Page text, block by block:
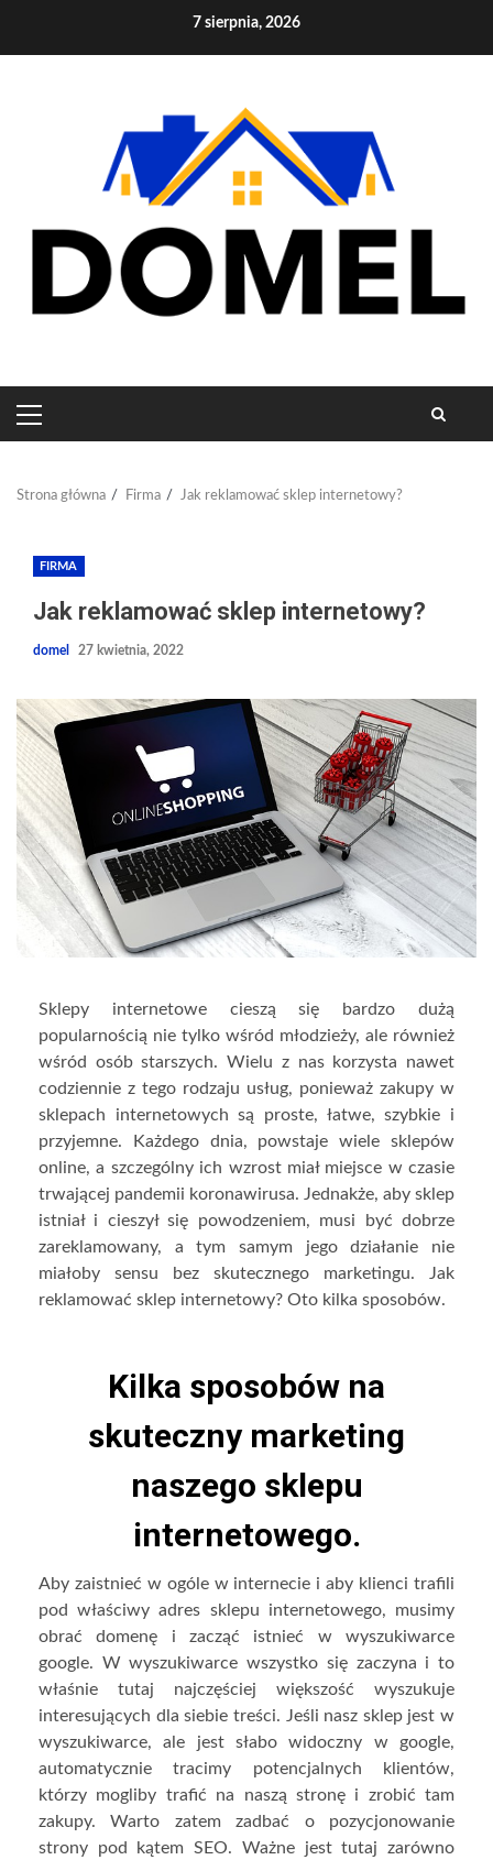
7 sierpnia, 2026
PRIMARY
MENU
Strona główna Firma Jak reklamować sklep internetowy?
FIRMA
Jak reklamować sklep internetowy?
domel 27 kwietnia, 2022
Sklepy internetowe cieszą się bardzo dużą
popularnością nie tylko wśród młodzieży, ale również
wśród osób starszych. Wielu z nas korzysta nawet
codziennie z tego rodzaju usług, ponieważ zakupy w
sklepach internetowych są proste, łatwe, szybkie i
przyjemne. Każdego dnia, powstaje wiele sklepów
online, a szczególny ich wzrost miał miejsce w czasie
trwającej pandemii koronawirusa. Jednakże, aby sklep
istniał i cieszył się powodzeniem, musi być dobrze
zareklamowany, a tym samym jego działanie nie
miałoby sensu bez skutecznego marketingu. Jak
reklamować sklep internetowy? Oto kilka sposobów.
Kilka sposobów na
skuteczny marketing
naszego sklepu
internetowego.
Aby zaistnieć w ogóle w internecie i aby klienci trafili
pod właściwy adres sklepu internetowego, musimy
obrać domenę i zacząć istnieć w wyszukiwarce
google. W wyszukiwarce wszystko się zaczyna i to
właśnie tutaj najczęściej większość wyszukuje
interesujących dla siebie treści. Jeśli nasz sklep jest w
wyszukiwarce, ale jest słabo widoczny w google,
automatycznie tracimy potencjalnych klientów,
którzy mogliby trafić na naszą stronę i zrobić tam
zakupy. Warto zatem zadbać o pozycjonowanie
strony pod kątem SEO. Ważne jest tutaj zarówno